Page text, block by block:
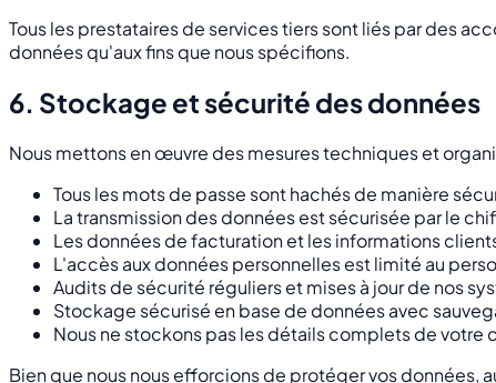
Tous les prestataires de services tiers sont liés par des
données qu'aux fins que nous spécifions.
6. Stockage et sécurité des données
Nous mettons en œuvre des mesures techniques et
Tous les mots de passe sont hachés de manière
La transmission des données est sécurisée par le
Les données de facturation et les informations
L'accès aux données personnelles est limité au
Audits de sécurité réguliers et mises à jour de nos
Stockage sécurisé en base de données avec
Nous ne stockons pas les détails complets de
Bien que nous nous efforcions de protéger vos données,